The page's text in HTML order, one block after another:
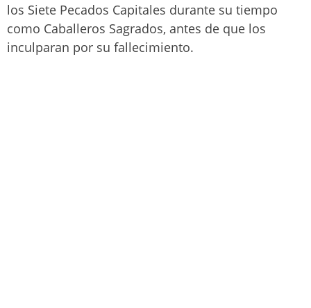
los Siete Pecados Capitales durante su tiempo
como Caballeros Sagrados, antes de que los
inculparan por su fallecimiento.